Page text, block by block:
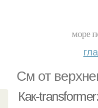
море
См от
Как-